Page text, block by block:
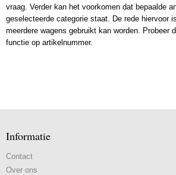
vraag. Verder kan het voorkomen dat bepaalde
geselecteerde categorie staat. De rede hiervoor
meerdere wagens gebruikt kan worden. Probeer
functie op artikelnummer.
Informatie
Contact
Over ons